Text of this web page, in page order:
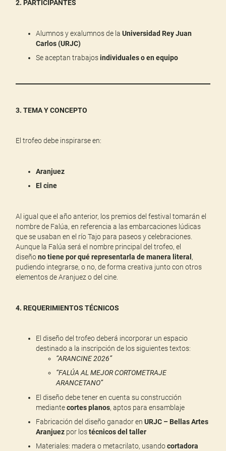
2. PARTICIPANTES
Alumnos y exalumnos de laUniversidad Rey Juan
Carlos (URJC)
Se aceptan trabajosindividuales o en equipo
3. TEMA Y CONCEPTO
El trofeo debe inspirarse en:
Aranjuez
El cine
Al igual que el año anterior, los premios del festival tomarán el
nombre de Falúa, en referencia a las embarcaciones lúdicas
que se usaban en el río Tajo para paseos y celebraciones.
Aunque la Falúa será el nombre principal del trofeo, el
diseñono tiene por qué representarla de manera literal ,
pudiendo integrarse, o no, de forma creativa junto con otros
elementos de Aranjuez o del cine.
4. REQUERIMIENTOS TÉCNICOS
El diseño del trofeo deberá incorporar un espacio
destinado a la inscripción de los siguientes textos:
“ARANCINE 2026”
“FALÚA AL MEJOR CORTOMETRAJE
ARANCETANO”
El diseño debe tener en cuenta su construcción
mediantecortes planos, aptos para ensamblaje
Fabricación del diseño ganador enURJC – Bellas Artes
Aranjuez por lostécnicos del taller
Materiales: madera o metacrilato, usandocortadora